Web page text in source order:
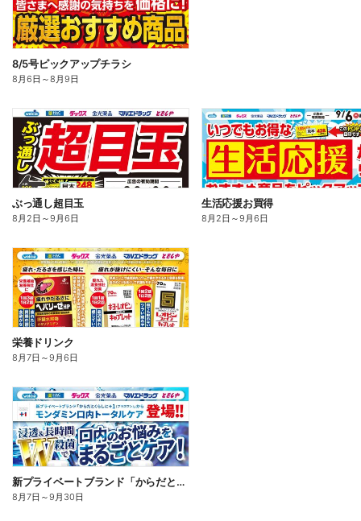
8/5号ピックアップチラシ
8月6日 ～8月9日
ぶっ通し超目玉
8月2日 ～9月6日
生活応援お買得
8月2日 ～9月6日
栄養ドリンク
8月7日 ～9月6日
新プライベートブランド「からだとくらしに+1(プラスワン)」よりモンダミン口内トータルケア登場!
8月7日 ～9月30日